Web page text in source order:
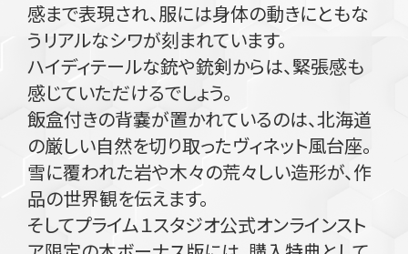
感まで表現され、服には身体の動きにともな
うリアルなシワが刻まれています。
ハイディテールな銃や銃剣からは、緊張感も
感じていただけるでしょう。
飯盒付きの背嚢が置かれているのは、北海道
の厳しい自然を切り取ったヴィネット風台座。
雪に覆われた岩や木々の荒々しい造形が、作
品の世界観を伝えます。
そしてプライム１スタジオ公式オンラインスト